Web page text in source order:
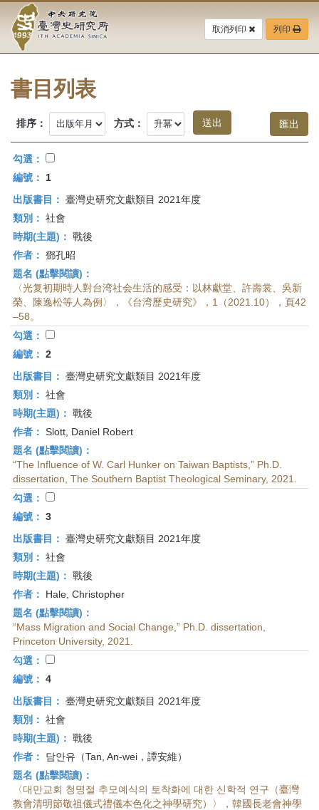
要
中
央
研
究
院-
臺
灣
史
研
究
所-
首
頁
取消列印 列印
書目列表
排序： 方式：
勾選：
編號：
1
出版書目： 臺灣史研究文獻類目 2021年度
類別： 社會
時期(主題)： 戰後
作者： 鄧孔昭
題名 (點擊閱讀)：
〈光复初期時人對台湾社会生活的感受：以林獻堂、許壽裳、吳新
榮、陳逸松等人為例〉，《台湾歷史研究》，1（2021.10），頁42
–58。
勾選：
編號： 2
出版書目： 臺灣史研究文獻類目 2021年度
類別： 社會
時期(主題)： 戰後
作者： Slott, Daniel Robert
題名 (點擊閱讀)：
“The Influence of W. Carl Hunker on Taiwan Baptists,” Ph.D.
dissertation, The Southern Baptist Theological Seminary, 2021.
勾選：
編號： 3
出版書目： 臺灣史研究文獻類目 2021年度
類別： 社會
時期(主題)： 戰後
作者：
Hale, Christopher
題名 (點擊閱讀)：
“Mass Migration and Social Change,” Ph.D. dissertation,
Princeton University, 2021.
勾選：
編號： 4
出版書目： 臺灣史研究文獻類目 2021年度
類別： 社會
時期(主題)： 戰後
作者：
담안유（Tan, An-wei，譚安維）
題名 (點擊閱讀)：
〈대만교회 청명절 추모예식의 토착화에 대한 신학적 연구（臺灣
教會清明節敬祖儀式禮儀本色化之神學研究）〉，韓國長老會神學